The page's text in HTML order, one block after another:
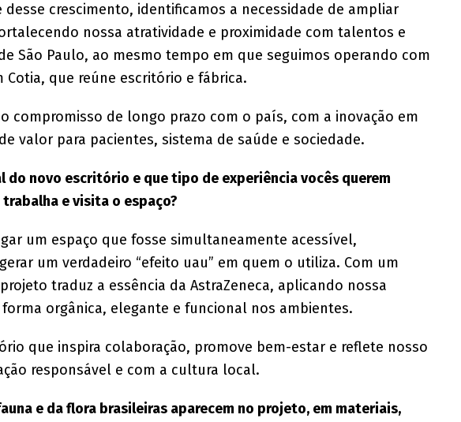
desse crescimento, identificamos a necessidade de ampliar
nossa atratividade e proximidade com talentos e
São Paulo, ao mesmo tempo em que seguimos operando com
Cotia, que reúne escritório e fábrica.
compromisso de longo prazo com o país, com a inovação em
valor para pacientes, sistema de saúde e sociedade.
do novo escritório e que tipo de experiência vocês querem
e visita o espaço?
um espaço que fosse simultaneamente acessível,
um verdadeiro “efeito uau” em quem o utiliza. Com um
traduz a essência da AstraZeneca, aplicando nossa
orgânica, elegante e funcional nos ambientes.
que inspira colaboração, promove bem-estar e reflete nosso
responsável e com a cultura local.
e da flora brasileiras aparecem no projeto, em materiais,